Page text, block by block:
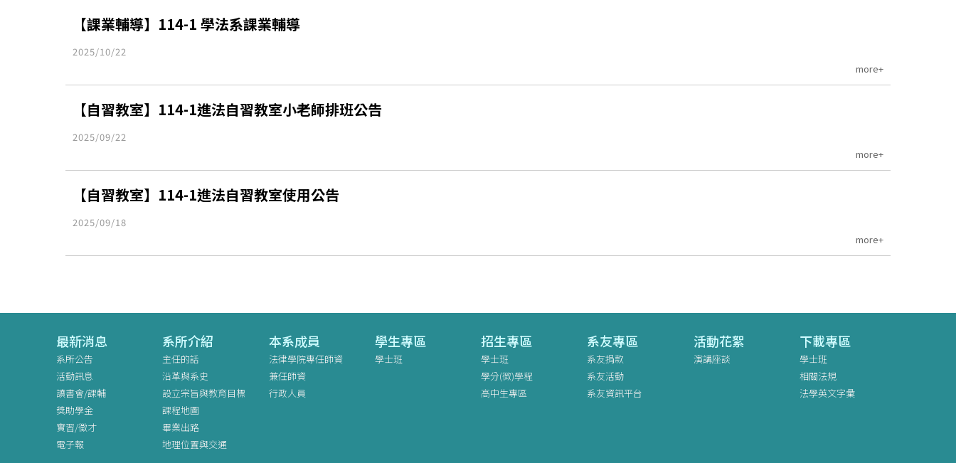
【課業輔導】114-1 學法系課業輔導
2025/10/22
more+
【自習教室】114-1進法自習教室小老師排班公告
2025/09/22
more+
【自習教室】114-1進法自習教室使用公告
2025/09/18
more+
最新消息
系所公告
活動訊息
讀書會/課輔
獎助學金
實習/徵才
電子報
系所介紹
主任的話
沿革與系史
設立宗旨與教育目標
課程地圖
畢業出路
地理位置與交通
本系成員
法律學院專任師資
兼任師資
行政人員
學生專區
學士班
招生專區
學士班
學分(微)學程
高中生專區
系友專區
系友捐款
系友活動
系友資訊平台
活動花絮
演講座談
下載專區
學士班
相關法規
法學英文字彙